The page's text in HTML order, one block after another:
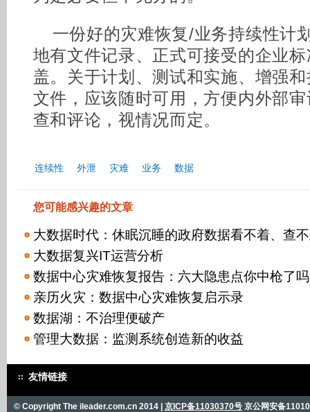
一份好的灾难恢复/业务持续性计
地有文件记录、正式可接受的企业
盖。关于计划、测试和实施、增强
文件，应该随时可用，方便内外部
查和评论，视情况而定。
连续性 外泄 灾难 业务 数据
您可能感兴趣的文章
大数据时代：休眠沉睡的政府数据看不着、查
大数据复兴IT运营分析
数据中心灾难恢复报告：六大隐患点你中枪了吗
亲历火灾：数据中心灾难恢复启示录
数据湖：不治理便破产
管理大数据：监测系统创造新的收益
友情链接
© Copyright The ileader.com.cn 2014 | 京ICP备11030370号 京公网安备